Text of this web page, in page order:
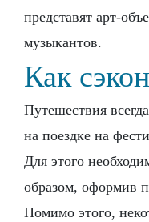
представят арт-
музыкантов.
Как
Путешествия
на поездке на
Для этого
образом, оформив
Помимо этого,